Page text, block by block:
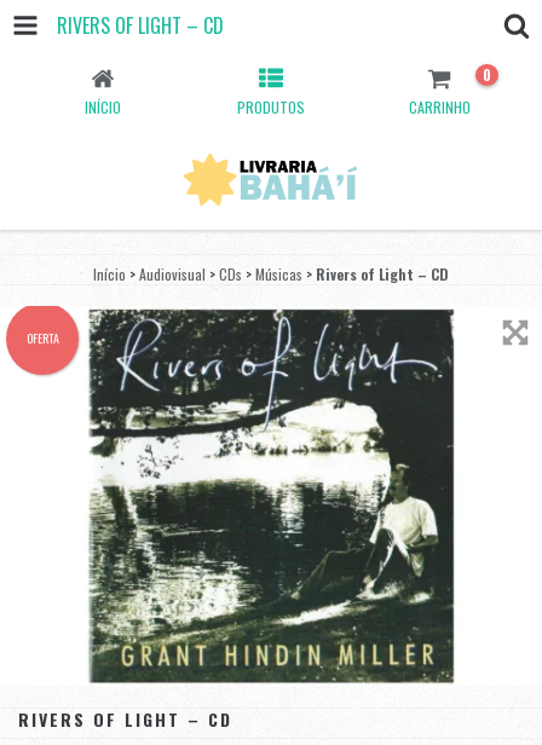
RIVERS OF LIGHT – CD
INÍCIO PRODUTOS CARRINHO
0
Início >Audiovisual >CDs >Músicas > Rivers of Light – CD
OFERTA
RIVERS OF LIGHT – CD